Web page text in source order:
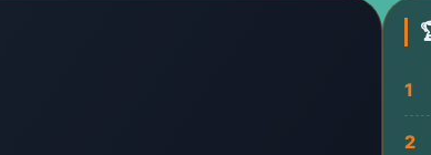
1
2